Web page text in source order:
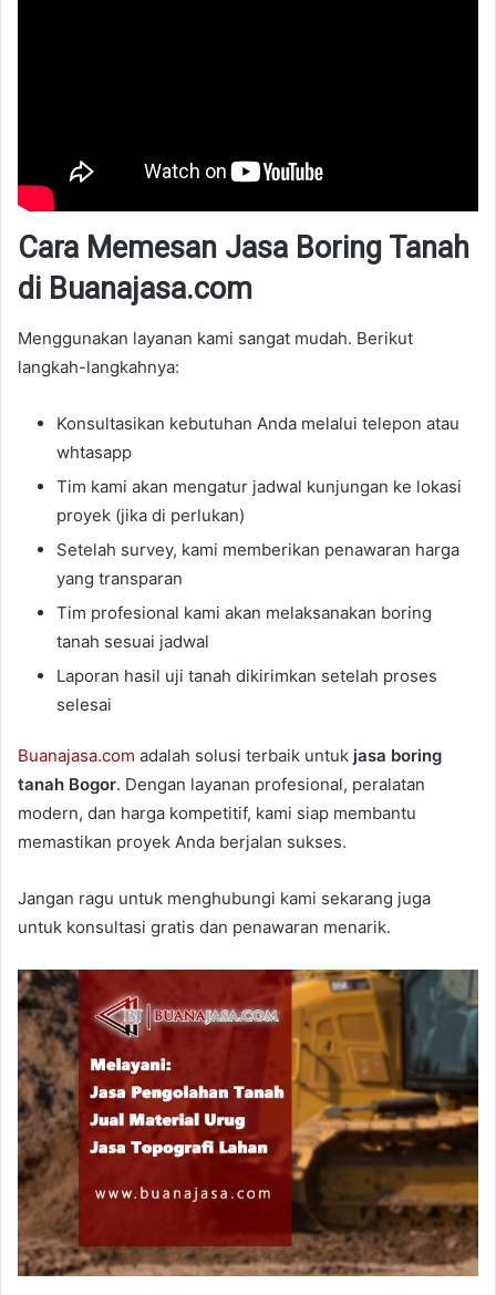
Cara Memesan Jasa Boring Tanah
di Buanajasa.com
Menggunakan layanan kami sangat mudah. Berikut
langkah-langkahnya:
Konsultasikan kebutuhan Anda melalui telepon atau
whtasapp
Tim kami akan mengatur jadwal kunjungan ke lokasi
proyek (jika di perlukan)
Setelah survey, kami memberikan penawaran harga
yang transparan
Tim profesional kami akan melaksanakan boring
tanah sesuai jadwal
Laporan hasil uji tanah dikirimkan setelah proses
selesai
Buanajasa.com adalah solusi terbaik untuk jasa boring
tanah Bogor. Dengan layanan profesional, peralatan
modern, dan harga kompetitif, kami siap membantu
memastikan proyek Anda berjalan sukses.
Jangan ragu untuk menghubungi kami sekarang juga
untuk konsultasi gratis dan penawaran menarik.